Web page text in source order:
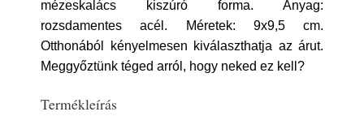
mézeskalács kiszúró forma. Anyag:
rozsdamentes acél. Méretek: 9x9,5 cm.
Otthonából kényelmesen kiválaszthatja az árut.
Meggyőztünk téged arról, hogy neked ez kell?
Termékleírás